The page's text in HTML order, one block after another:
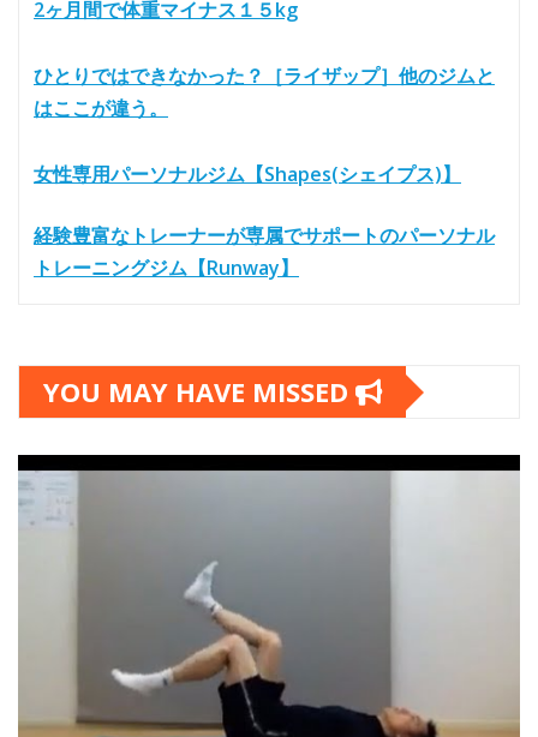
2ヶ月間で体重マイナス１５kg
ひとりではできなかった？［ライザップ］他のジムと
はここが違う。
女性専用パーソナルジム【Shapes(シェイプス)】
経験豊富なトレーナーが専属でサポートのパーソナル
トレーニングジム【Runway】
YOU MAY HAVE MISSED